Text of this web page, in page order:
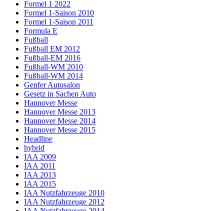
Formel 1 2022
Formel 1-Saison 2010
Formel 1-Saison 2011
Formula E
Fußball
Fußball EM 2012
Fußball-EM 2016
Fußball-WM 2010
Fußball-WM 2014
Genfer Autosalon
Gesetz in Sachen Auto
Hannover Messe
Hannover Messe 2013
Hannover Messe 2014
Hannover Messe 2015
Headline
hybrid
IAA 2009
IAA 2011
IAA 2013
IAA 2015
IAA Nutzfahrzeuge 2010
IAA Nutzfahrzeuge 2012